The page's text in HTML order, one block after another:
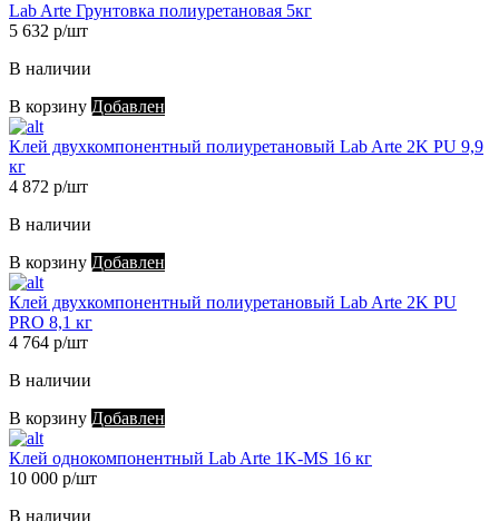
Lab Arte Грунтовка полиуретановая 5кг
5 632 р/шт
В наличии
В корзину Добавлен
Клей двухкомпонентный полиуретановый Lab Arte 2K PU 9,9
кг
4 872 р/шт
В наличии
В корзину Добавлен
Клей двухкомпонентный полиуретановый Lab Arte 2K PU
PRO 8,1 кг
4 764 р/шт
В наличии
В корзину Добавлен
Клей однокомпонентный Lab Arte 1K-MS 16 кг
10 000 р/шт
В наличии